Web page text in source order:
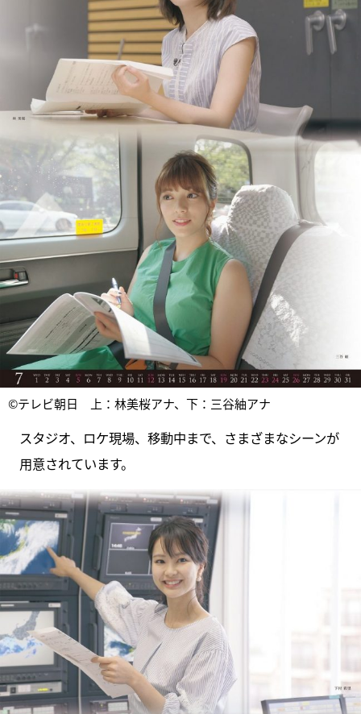
©テレビ朝日 上：林美桜アナ、下：三谷紬アナ
スタジオ、ロケ現場、移動中まで、さまざまなシーンが
用意されています。